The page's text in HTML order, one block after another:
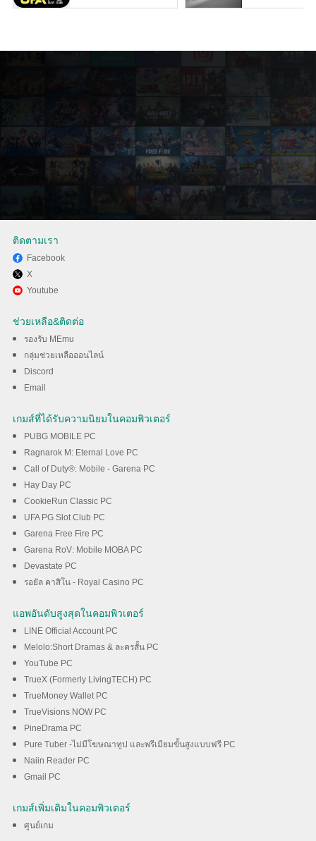
สนุกกับการเล่น Warline: Sniper
Strike บนพีซีด้วย MEmu
ดาวน์โหลด
ติดตามเรา
Facebook
X
Youtube
ช่วยเหลือ&ติดต่อ
รองรับ MEmu
กลุ่มช่วยเหลือออนไลน์
Discord
Email
เกมส์ที่ได้รับความนิยมในคอมพิวเตอร์
PUBG MOBILE PC
Ragnarok M: Eternal Love PC
Call of Duty®: Mobile - Garena PC
Hay Day PC
CookieRun Classic PC
UFA PG Slot Club PC
Garena Free Fire PC
Garena RoV: Mobile MOBA PC
Devastate PC
รอยัล คาสิโน - Royal Casino PC
แอพอันดับสูงสุดในคอมพิวเตอร์
LINE Official Account PC
Melolo:Short Dramas & ละครสั้น PC
YouTube PC
TrueX (Formerly LivingTECH) PC
TrueMoney Wallet PC
TrueVisions NOW PC
PineDrama PC
Pure Tuber -ไม่มีโฆษณาทูป และพรีเมียมขั้นสูงแบบฟรี PC
Naiin Reader PC
Gmail PC
เกมส์เพิ่มเติมในคอมพิวเตอร์
ศูนย์เกม